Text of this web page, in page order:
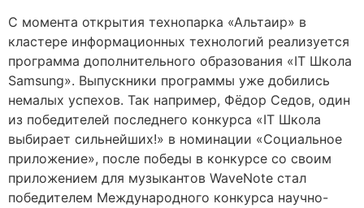
С момента открытия технопарка «Альтаир» в
кластере информационных технологий реализуется
программа дополнительного образования «IT Школа
Samsung». Выпускники программы уже добились
немалых успехов. Так например, Фёдор Седов, один
из победителей последнего конкурса «IT Школа
выбирает сильнейших!» в номинации «Социальное
приложение», после победы в конкурсе со своим
приложением для музыкантов WaveNote стал
победителем Международного конкурса научно-